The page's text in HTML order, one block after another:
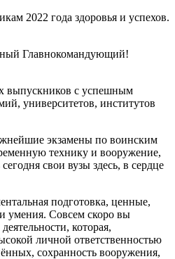
2022 года здоровья и успехов.
Главнокомандующий!
выпускников с успешным
университетов, институтов
экзамены по воинским
технику и вооружение,
свои вузы здесь, в сердце
подготовка, ценные,
умения. Совсем скоро вы
которая,
личной ответственностью
сохранность вооружения,